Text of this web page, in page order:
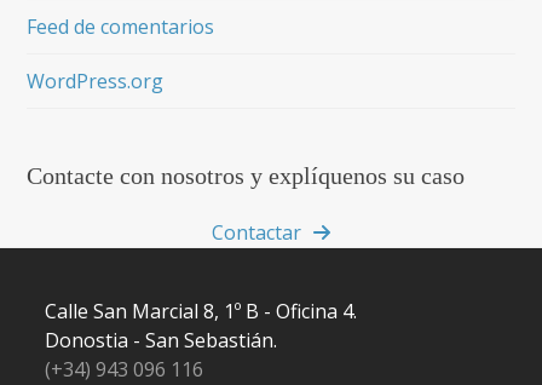
Feed de comentarios
WordPress.org
Contacte con nosotros y explíquenos su caso
Contactar
Calle San Marcial 8, 1º B - Oficina 4.
Donostia - San Sebastián.
(+34) 943 096 116